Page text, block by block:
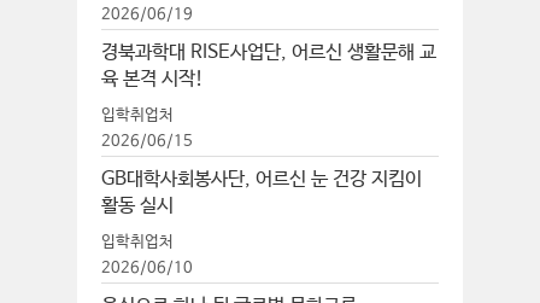
2026/06/19
경북과학대 RISE사업단, 어르신 생활문해 교
육 본격 시작!
입학취업처
2026/06/15
GB대학사회봉사단, 어르신 눈 건강 지킴이
활동 실시
입학취업처
2026/06/10